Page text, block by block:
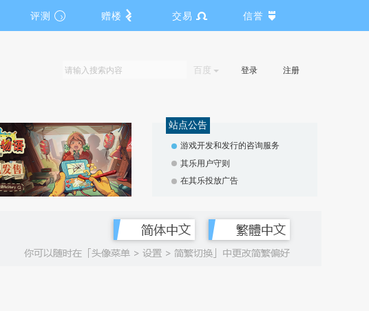
评测 赠楼 交易 信誉
百度 登录 注册
站点公告
游戏开发和发行的咨询服务
其乐用户守则
在其乐投放广告